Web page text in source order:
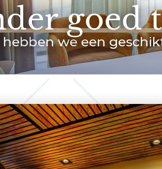
goed
we een